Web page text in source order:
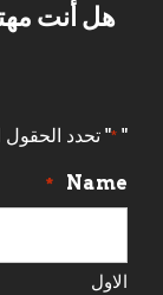
هل أنت
"
*" تحدد الحقول
Name
*
الاول